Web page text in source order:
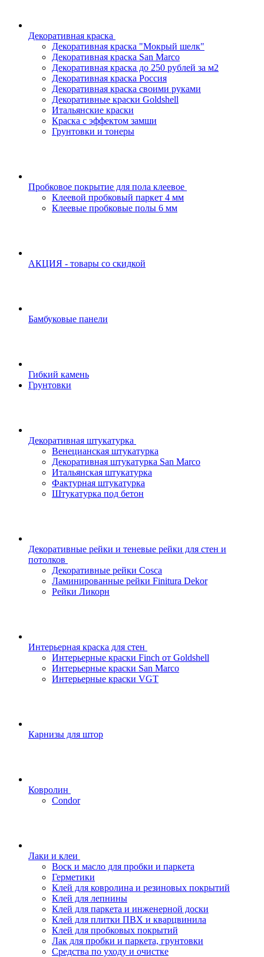
Декоративная краска
Декоративная краска "Мокрый шелк"
Декоративная краска San Marco
Декоративная краска до 250 рублей за м2
Декоративная краска Россия
Декоративная краска своими руками
Декоративные краски Goldshell
Итальянские краски
Краска с эффектом замши
Грунтовки и тонеры
Пробковое покрытие для пола клеевое
Клеевой пробковый паркет 4 мм
Клеевые пробковые полы 6 мм
АКЦИЯ - товары со скидкой
Бамбуковые панели
Гибкий камень
Грунтовки
Декоративная штукатурка
Венецианская штукатурка
Декоративная штукатурка San Marco
Итальянская штукатурка
Фактурная штукатурка
Штукатурка под бетон
Декоративные рейки и теневые рейки для стен и
потолков
Декоративные рейки Cosca
Ламинированные рейки Finitura Dekor
Рейки Ликорн
Интерьерная краска для стен
Интерьерные краски Finch от Goldshell
Интерьерные краски San Marco
Интерьерные краски VGT
Карнизы для штор
Ковролин
Condor
Лаки и клеи
Воск и масло для пробки и паркета
Герметики
Клей для ковролина и резиновых покрытий
Клей для лепнины
Клей для паркета и инженерной доски
Клей для плитки ПВХ и кварцвинила
Клей для пробковых покрытий
Лак для пробки и паркета, грунтовки
Средства по уходу и очистке